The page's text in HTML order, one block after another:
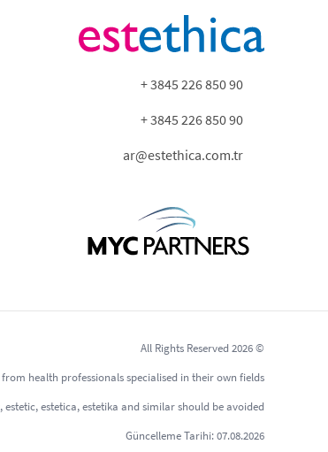
90 850 226 3845 +
90 850 226 3845 +
ar@estethica.com.tr
© 2026 All Rights Reserved
health professionals specialised in their own fields.
estetica, estetika and similar should be avoided.
Güncelleme Tarihi: 07.08.2026